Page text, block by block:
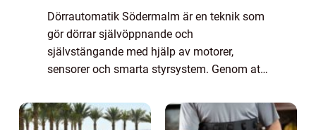
Dörrautomatik Södermalm är en teknik som
gör dörrar självöppnande och
självstängande med hjälp av motorer,
sensorer och smarta styrsystem. Genom att